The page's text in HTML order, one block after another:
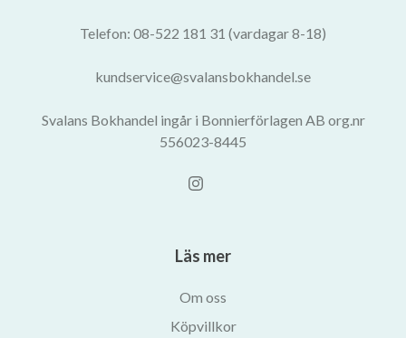
Telefon: 08-522 181 31 (vardagar 8-18)
kundservice@svalansbokhandel.se
Svalans Bokhandel ingår i Bonnierförlagen AB org.nr
556023-8445
Läs mer
Om oss
Köpvillkor